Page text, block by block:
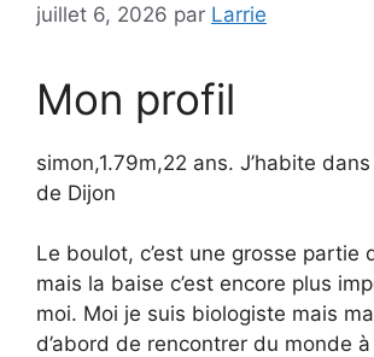
juillet 6, 2026 par Larrie
Mon profil
simon,1.79m,22 ans. J’habite
de Dijon
Le boulot, c’est une grosse partie
mais la baise c’est encore plus
moi. Moi je suis biologiste mais
d’abord de rencontrer du monde